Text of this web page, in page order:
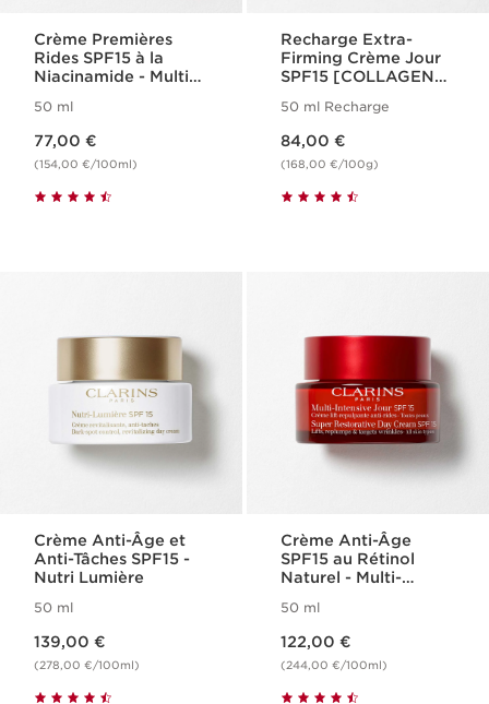
Crème Premières
Rides SPF15 à la
Niacinamide - Multi-
50 ml
77,00 €
(154,00 €/100ml)
Recharge Extra-
Firming Crème Jour
SPF15 [COLLAGEN]³
50 ml Recharge
84,00 €
(168,00 €/100g)
Crème Anti-Âge et
Anti-Tâches SPF15 -
Nutri Lumière
50 ml
139,00 €
(278,00 €/100ml)
Crème Anti-Âge
SPF15 au Rétinol
Naturel - Multi-
50 ml
122,00 €
(244,00 €/100ml)